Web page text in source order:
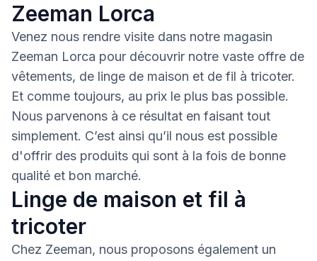
Zeeman Lorca
Venez nous rendre visite dans notre magasin
Zeeman Lorca pour découvrir notre vaste offre de
vêtements, de linge de maison et de fil à tricoter.
Et comme toujours, au prix le plus bas possible.
Nous parvenons à ce résultat en faisant tout
simplement. C’est ainsi qu’il nous est possible
d'offrir des produits qui sont à la fois de bonne
qualité et bon marché.
Linge de maison et fil à
tricoter
Chez Zeeman, nous proposons également un